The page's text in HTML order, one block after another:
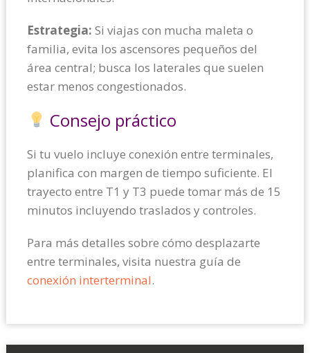
Estrategia: Si viajas con mucha maleta o
familia, evita los ascensores pequeños del
área central; busca los laterales que suelen
estar menos congestionados.
Consejo práctico
Si tu vuelo incluye conexión entre terminales,
planifica con margen de tiempo suficiente. El
trayecto entre T1 y T3 puede tomar más de 15
minutos incluyendo traslados y controles.
Para más detalles sobre cómo desplazarte
entre terminales, visita nuestra guía de
conexión interterminal.